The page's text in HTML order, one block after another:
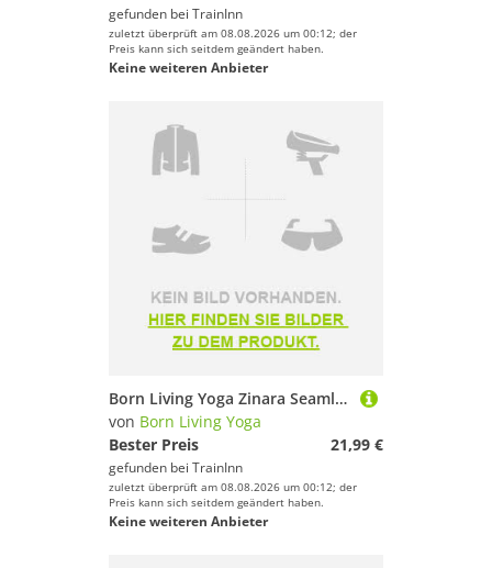
gefunden bei TrainInn
zuletzt überprüft am 08.08.2026 um 00:12; der
Preis kann sich seitdem geändert haben.
Keine weiteren Anbieter
Born Living Yoga Zinara Seamless Sports Top Blau,Grau S Frau
von Born Living Yoga
Bester Preis
21,99 €
gefunden bei TrainInn
zuletzt überprüft am 08.08.2026 um 00:12; der
Preis kann sich seitdem geändert haben.
Keine weiteren Anbieter